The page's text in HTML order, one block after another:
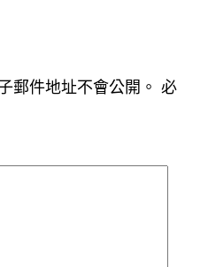
郵件地址不會公開。 必